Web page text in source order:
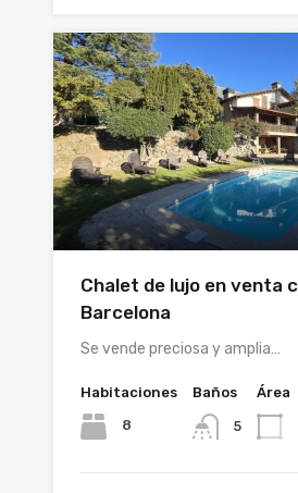
Chalet de lujo en venta
Barcelona
Se vende preciosa y amplia…
Habitaciones
8
Baños
5
Área